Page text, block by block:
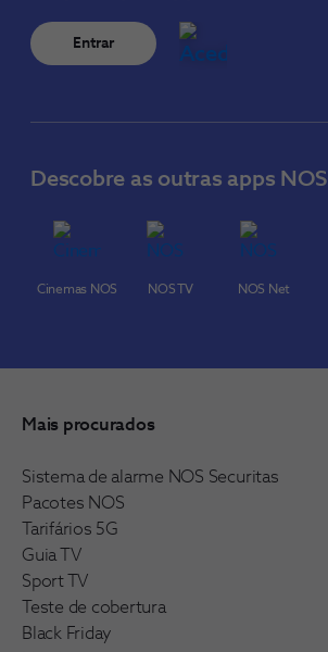
Entrar
Descobre as outras apps NOS
Cinemas NOS NOS TV NOS Net
Mais procurados
Sistema de alarme NOS Securitas
Pacotes NOS
Tarifários 5G
Guia TV
Sport TV
Teste de cobertura
Black Friday